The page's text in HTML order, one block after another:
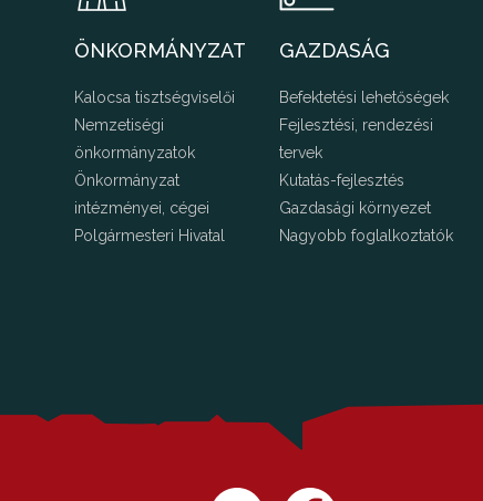
ÖNKORMÁNYZAT
Kalocsa tisztségviselői
Nemzetiségi
önkormányzatok
Önkormányzat
intézményei, cégei
Polgármesteri Hivatal
GAZDASÁG
Befektetési lehetőségek
Fejlesztési, rendezési
tervek
Kutatás-fejlesztés
Gazdasági környezet
Nagyobb foglalkoztatók